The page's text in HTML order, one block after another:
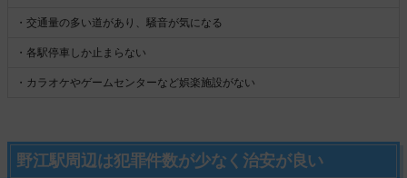
・交通量の多い道があり、騒音が気になる
・各駅停車しか止まらない
・カラオケやゲームセンターなど娯楽施設がない
野江駅周辺は犯罪件数が少なく治安が良い